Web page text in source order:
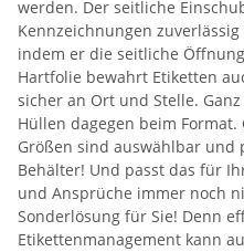
werden. Der seitliche
Kennzeichnungen
indem er die seitliche
Hartfolie bewahrt Etiketten
sicher an Ort und Stelle.
Hüllen dagegen beim
Größen sind auswählbar und
Behälter! Und passt das für
und Ansprüche immer noch
Sonderlösung für Sie! Denn
Etikettenmanagement kann